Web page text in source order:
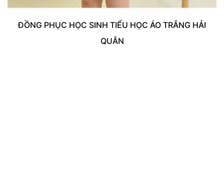
ĐỒNG PHỤC HỌC SINH TIỂU HỌC ÁO TRẮNG HẢI
QUÂN